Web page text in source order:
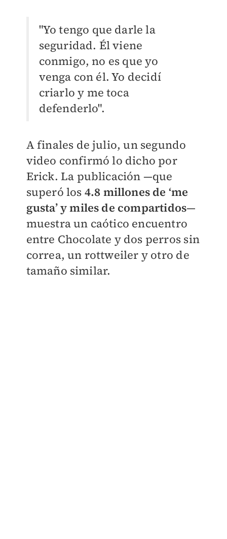
"Yo tengo que darle la
seguridad. Él viene
conmigo, no es que yo
venga con él. Yo decidí
criarlo y me toca
defenderlo".
A finales de julio, un segundo
video confirmó lo dicho por
Erick. La publicación —que
superó los 4.8 millones de ‘me
gusta’ y miles de compartidos—
muestra un caótico encuentro
entre Chocolate y dos perros sin
correa, un rottweiler y otro de
tamaño similar.